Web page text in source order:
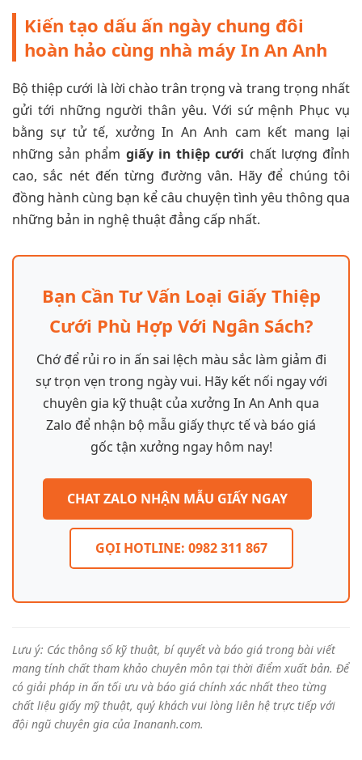
Kiến tạo dấu ấn ngày chung đôi
hoàn hảo cùng nhà máy In An Anh
Bộ thiệp cưới là lời chào trân trọng và trang trọng nhất
gửi tới những người thân yêu. Với sứ mệnh Phục vụ
bằng sự tử tế, xưởng In An Anh cam kết mang lại
những sản phẩm giấy in thiệp cưới chất lượng đỉnh
cao, sắc nét đến từng đường vân. Hãy để chúng tôi
đồng hành cùng bạn kể câu chuyện tình yêu thông qua
những bản in nghệ thuật đẳng cấp nhất.
Bạn Cần Tư Vấn Loại Giấy Thiệp
Cưới Phù Hợp Với Ngân Sách?
Chớ để rủi ro in ấn sai lệch màu sắc làm giảm đi
sự trọn vẹn trong ngày vui. Hãy kết nối ngay với
chuyên gia kỹ thuật của xưởng In An Anh qua
Zalo để nhận bộ mẫu giấy thực tế và báo giá
gốc tận xưởng ngay hôm nay!
CHAT ZALO NHẬN MẪU GIẤY NGAY
GỌI HOTLINE: 0982 311 867
Lưu ý: Các thông số kỹ thuật, bí quyết và báo giá trong bài viết
mang tính chất tham khảo chuyên môn tại thời điểm xuất bản. Để
có giải pháp in ấn tối ưu và báo giá chính xác nhất theo từng
chất liệu giấy mỹ thuật, quý khách vui lòng liên hệ trực tiếp với
đội ngũ chuyên gia của Inananh.com.